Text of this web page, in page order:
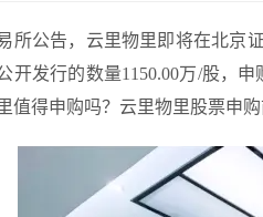
所公告，云里物里即将在北京
开发行的数量1150.00万/股，
值得申购吗？云里物里股票申